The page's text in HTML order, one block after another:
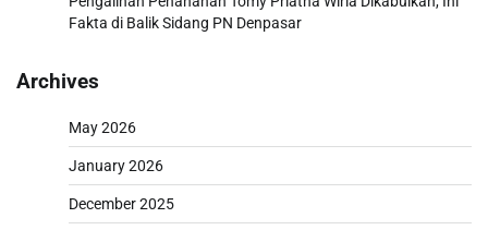
Fakta di Balik Sidang PN Denpasar
Archives
May 2026
January 2026
December 2025